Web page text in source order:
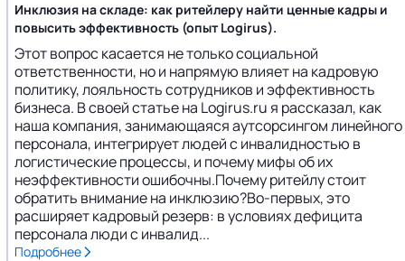
Инклюзия на складе: как ритейлеру найти ценные кадры и
повысить эффективность (опыт Logirus).
Этот вопрос касается не только социальной
ответственности, но и напрямую влияет на кадровую
политику, лояльность сотрудников и эффективность
бизнеса. В своей статье на Logirus.ru я рассказал, как
наша компания, занимающаяся аутсорсингом линейного
персонала, интегрирует людей с инвалидностью в
логистические процессы, и почему мифы об их
неэффективности ошибочны.Почему ритейлу стоит
обратить внимание на инклюзию?Во-первых, это
расширяет кадровый резерв: в условиях дефицита
персонала люди с инвалид...
Подробнее